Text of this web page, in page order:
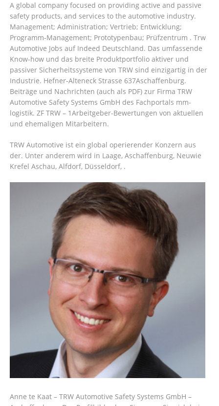
A global company focused on providing active and passive
safety products, and services to the automotive industry.
Management; Administration; Vertrieb; Entwicklung;
Programm-Management; Prototypenbau; Prüfzentrum . Trw
Automotive Jobs auf Indeed Deutschland. Das umfassende
Know-how und das breite Produktportfolio aktiver und
passiver Sicherheitssysteme von TRW sind einzigartig in der
Industrie. Hefner-Alteneck Strasse 637Aschaffenburg.
Beiträge und Nachrichten (auch als PDF) zur Firma TRW
Automotive Safety Systems GmbH des Fachportals mm-
logistik. ZF TRW – 1Arbeitgeber-Bewertungen von aktuellen
und ehemaligen Mitarbeitern.
TRW Automotive ist ein global operierender Konzern aus
der. Unter anderem wird in Laage, Aschaffenburg, Neuwie
Krefel Aschau, Alfdorf, Düsseldorf, .
Anne te Kaat – TRW Automotive Safety Systems GmbH –